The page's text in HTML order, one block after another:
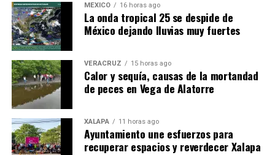
MÉXICO 16 horas ago
​La onda tropical 25 se despide de
México dejando lluvias muy fuertes
VERACRUZ 15 horas ago
Calor y sequía, causas de la mortandad
de peces en Vega de Alatorre
XALAPA 11 horas ago
Ayuntamiento une esfuerzos para
recuperar espacios y reverdecer Xalapa